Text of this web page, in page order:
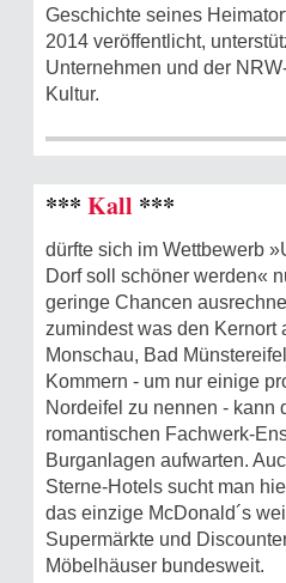
Geschichte seines
2014 veröffentlicht,
Unternehmen und der
Kultur.
*** Kall ***
dürfte sich im Wettbewerb
Dorf soll schöner werden«
geringe Chancen
zumindest was den Kernort
Monschau, Bad
Kommern - um nur einige
Nordeifel zu nennen - kann
romantischen Fachwerk-
Burganlagen aufwarten.
Sterne-Hotels sucht man
das einzige McDonald´s
Supermärkte und
Möbelhäuser bundesweit.